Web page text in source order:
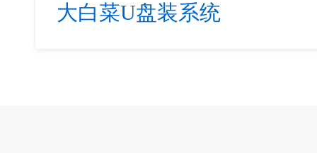
大白菜U盘装系统